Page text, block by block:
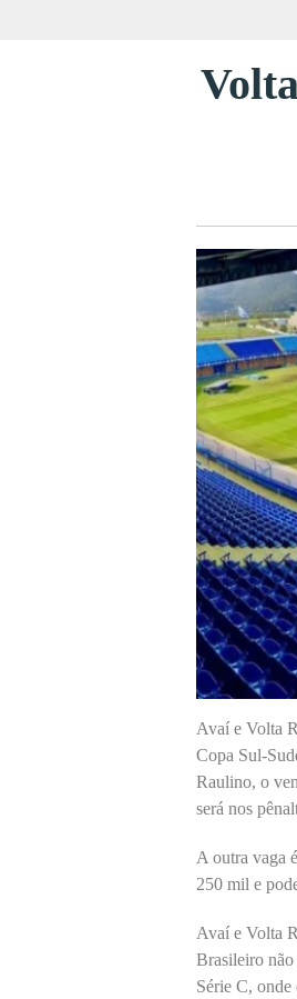
Avaí e Volta
Copa Sul-
Raulino, o
será nos
A outra vaga
250 mil e
Avaí e Volta
Brasileiro não
Série C, onde